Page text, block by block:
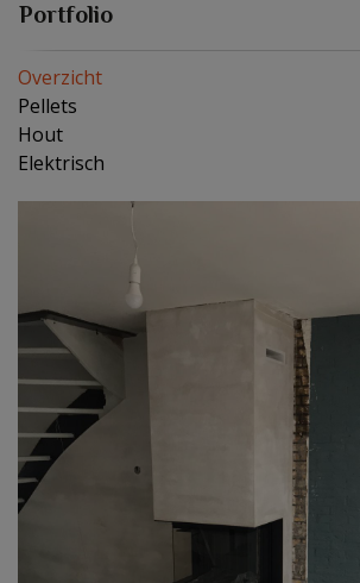
Portfolio
Overzicht
Pellets
Hout
Elektrisch